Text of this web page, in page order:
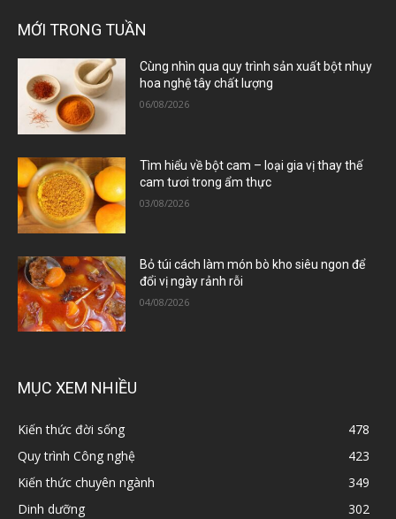
MỚI TRONG TUẦN
Cùng nhìn qua quy trình sản xuất bột nhụy
hoa nghệ tây chất lượng
06/08/2026
Tìm hiểu về bột cam – loại gia vị thay thế
cam tươi trong ẩm thực
03/08/2026
Bỏ túi cách làm món bò kho siêu ngon để
đổi vị ngày rảnh rỗi
04/08/2026
MỤC XEM NHIỀU
Kiến thức đời sống
478
Quy trình Công nghệ
423
Kiến thức chuyên ngành
349
Dinh dưỡng
302